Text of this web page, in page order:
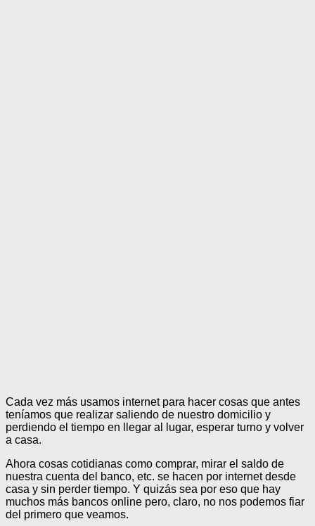
Cada vez más usamos internet para hacer cosas que antes
teníamos que realizar saliendo de nuestro domicilio y
perdiendo el tiempo en llegar al lugar, esperar turno y volver
a casa.
Ahora cosas cotidianas como comprar, mirar el saldo de
nuestra cuenta del banco, etc. se hacen por internet desde
casa y sin perder tiempo. Y quizás sea por eso que hay
muchos más bancos online pero, claro, no nos podemos fiar
del primero que veamos.